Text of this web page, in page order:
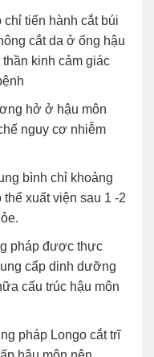
tiến hành cắt búi
cắt da ở ống hậu
kinh cảm giác
hở ở hậu môn
nguy cơ nhiễm
bình chỉ khoảng
xuất viện sau 1 -2
pháp được thực
cấp dinh dưỡng
cấu trúc hậu môn
pháp Longo cắt trĩ